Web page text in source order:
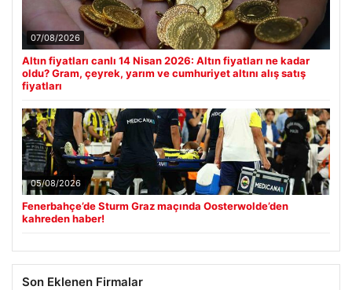
07/08/2026
Altın fiyatları canlı 14 Nisan 2026: Altın fiyatları ne kadar
oldu? Gram, çeyrek, yarım ve cumhuriyet altını alış satış
fiyatları
05/08/2026
Fenerbahçe’de Sturm Graz maçında Oosterwolde’den
kahreden haber!
Son Eklenen Firmalar